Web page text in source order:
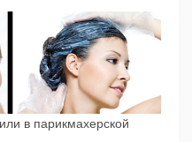
в парикмахерской